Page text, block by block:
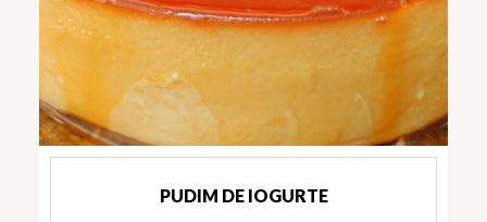
PUDIM DE IOGURTE